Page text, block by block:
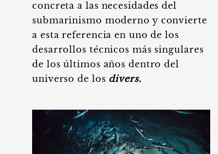
concreta a las necesidades del
submarinismo moderno y convierte
a esta referencia en uno de los
desarrollos técnicos más singulares
de los últimos años dentro del
universo de los divers.